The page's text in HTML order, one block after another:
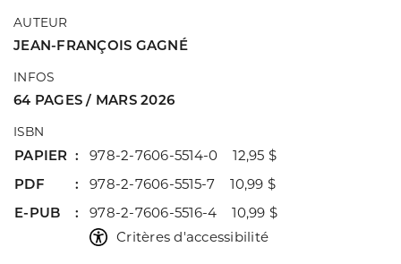
AUTEUR
JEAN-FRANÇOIS GAGNÉ
INFOS
64 PAGES / MARS 2026
ISBN
PAPIER
978-2-7606-5514-0 12,95 $
PDF
978-2-7606-5515-7 10,99 $
E-PUB
978-2-7606-5516-4 10,99 $
Critères d'accessibilité